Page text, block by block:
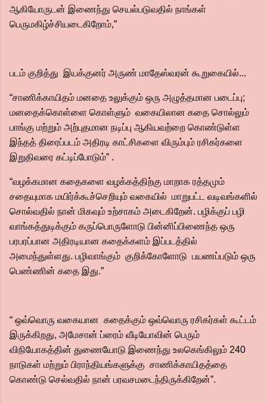
ஆகியோருடன் இணைந்து செயல்படுவதில் நாங்கள்
பெருமகிழ்ச்சியடைகிறோம்,”
படம் குறித்து இயக்குனர் அருண் மாதேஸ்வரன் கூறுகையில்...
“சாணிக்காயிதம் மனதை உலுக்கும் ஒரு அழுத்தமான படைப்பு;
மனதைக்கொள்ளை கொள்ளும் வகையிலான கதை சொல்லும்
பாங்கு மற்றும் அற்புதமான நடிப்பு ஆகியவற்றை கொண்டுள்ள
இந்தத் திரைப்படம் அதிரடி காட்சிகளை விரும்பும் ரசிகர்களை
இறுதிவரை கட்டிப்போடும்” .
“வழக்கமான கதைகளை வழக்கத்திற்கு மாறாக ரத்தமும்
சதையுமாக மயிர்க்கூச்செறியும் வகையில் மாறுபட்ட வடிவங்களில்
சொல்வதில் நான் மிகவும் உற்சாகம் அடைகிறேன். பழிக்குப் பழி
வாங்கத்துடிக்கும் கருப்பொருளோடு பின்னிப்பிணைந்த ஒரு
பரபரப்பான அதிரடியான கதைக்களம் இப்படத்தில்
அமைந்துள்ளது. பழிவாங்கும் குறிக்கோளோடு பயணப்படும் ஒரு
பெண்ணின் கதை இது.”
“ ஒவ்வொரு வகையான கதைக்கும் ஒவ்வொரு ரசிகர்கள் கூட்டம்
இருக்கிறது, அமேசான் ப்ரைம் வீடியோவின் பெரும்
விநியோகத்தின் துணையோடு இணைந்து உலகெங்கிலும் 240
நாடுகள் மற்றும் பிராந்தியங்களுக்கு சாணிக்காயிதத்தை
கொண்டு செல்வதில் நான் பரவசமடைந்திருக்கிறேன்”.